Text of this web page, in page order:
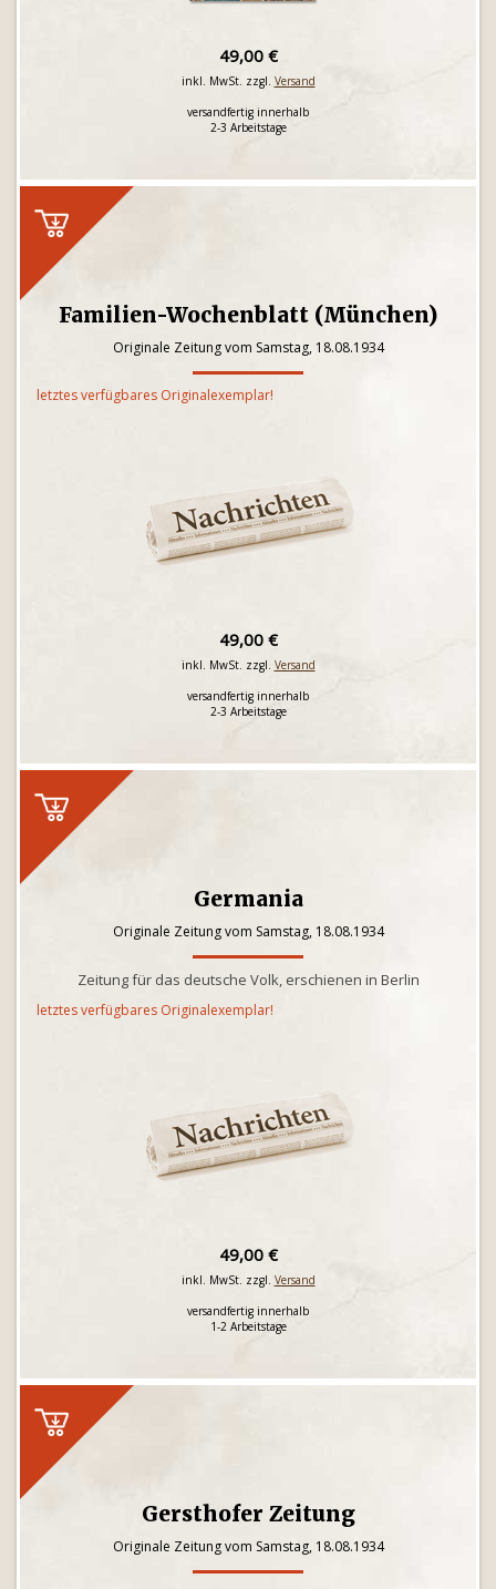
49,00 €
inkl. MwSt. zzgl. Versand
versandfertig innerhalb
2-3 Arbeitstage
Familien-Wochenblatt (München)
Originale Zeitung vom Samstag, 18.08.1934
letztes verfügbares Originalexemplar!
49,00 €
inkl. MwSt. zzgl. Versand
versandfertig innerhalb
2-3 Arbeitstage
Germania
Originale Zeitung vom Samstag, 18.08.1934
Zeitung für das deutsche Volk, erschienen in Berlin
letztes verfügbares Originalexemplar!
49,00 €
inkl. MwSt. zzgl. Versand
versandfertig innerhalb
1-2 Arbeitstage
Gersthofer Zeitung
Originale Zeitung vom Samstag, 18.08.1934